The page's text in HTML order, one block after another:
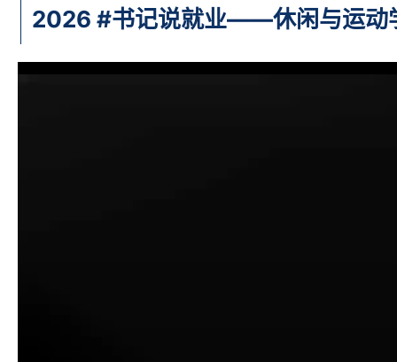
2026 #书记说就业——休闲与运动